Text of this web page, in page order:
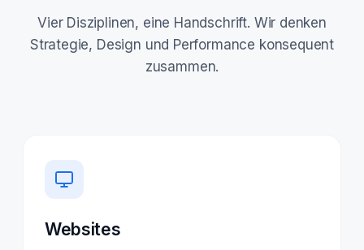
Vier Disziplinen, eine Handschrift. Wir denken
Strategie, Design und Performance konsequent
zusammen.
Websites